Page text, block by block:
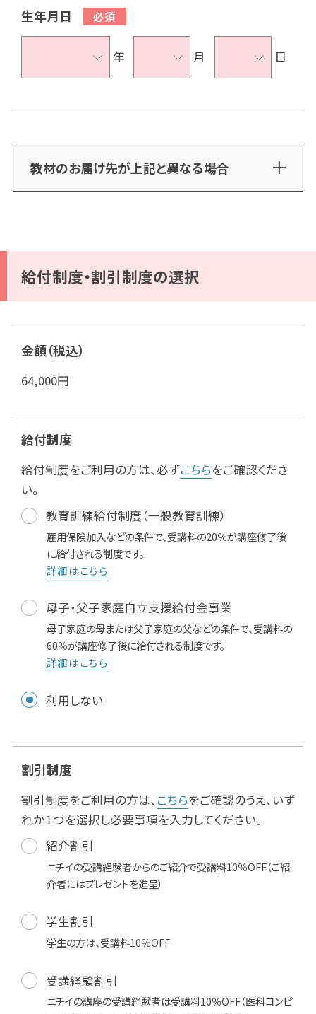
生年月日
年 月 日
教材のお届け先が上記と異なる場合
給付制度・割引制度の選択
金額（税込）
64,000円
給付制度
給付制度をご利用の方は、必ずこちらをご確認くださ
い。
教育訓練給付制度（一般教育訓練）
雇用保険加入などの条件で、受講料の20％が講座修了後
に給付される制度です。
詳細はこちら
母子・父子家庭自立支援給付金事業
母子家庭の母または父子家庭の父などの条件で、受講料の
60％が講座修了後に給付される制度です。
詳細はこちら
利用しない
割引制度
割引制度をご利用の方は、 こちらをご確認のうえ、いず
れか１つを選択し必要事項を入力してください。
紹介割引
ニチイの受講経験者からのご紹介で受講料10％OFF（ご紹
介者にはプレゼントを進呈）
学生割引
学生の方は、受講料10％OFF
受講経験割引
ニチイの講座の受講経験者は受講料10％OFF（医科コンピ